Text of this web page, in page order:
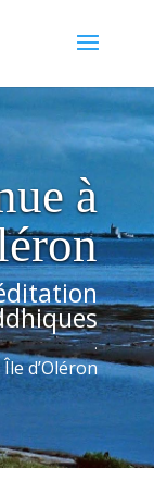
à
.
d’Oléron